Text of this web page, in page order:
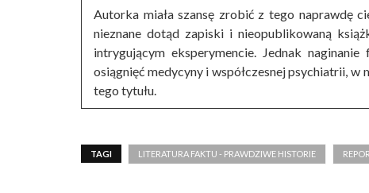
Autorka miała szansę zrobić z tego naprawdę
nieznane dotąd zapiski i nieopublikowaną
intrygującym eksperymencie. Jednak
osiągnięć medycyny i współczesnej psychiatrii,
tego tytułu.
TAGI LITERATURA FAKTU - PRAWDZIWE HISTORIE